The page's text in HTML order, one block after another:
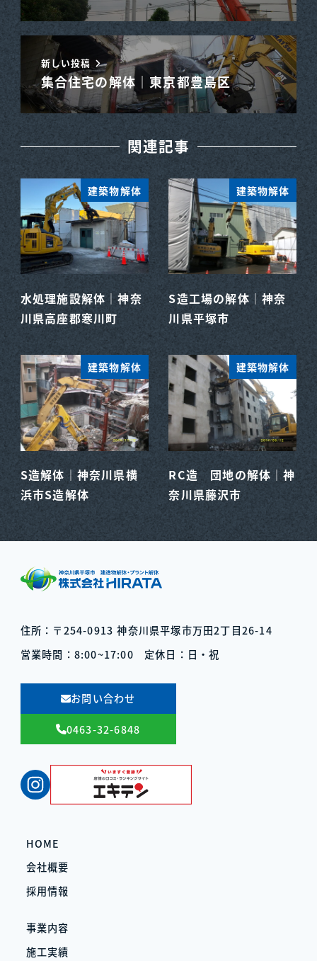
新しい投稿
集合住宅の解体｜東京都豊島区
関連記事
建築物解体
水処理施設解体｜神奈
川県高座郡寒川町
建築物解体
S造工場の解体｜神奈
川県平塚市
建築物解体
S造解体｜神奈川県横
浜市S造解体
建築物解体
RC造 団地の解体｜神
奈川県藤沢市
住所：〒254-0913神奈川県平塚市万田2丁目26-14
営業時間：8:00~17:00 定休日：日・祝
お問い合わせ
0463-32-6848
Instagram
HOME
会社概要
採用情報
事業内容
施工実績